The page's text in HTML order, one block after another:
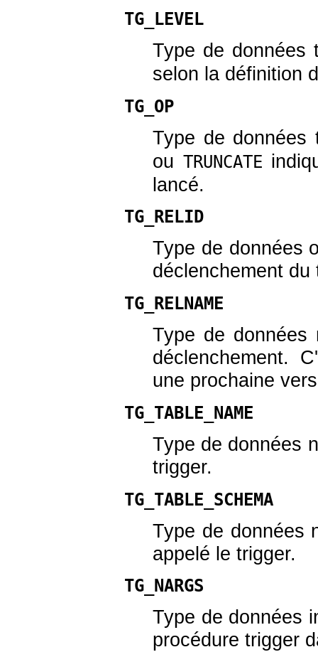
TG_LEVEL
Type de données
selon la définition
TG_OP
Type de données
ou TRUNCATE
lancé.
TG_RELID
Type de données
déclenchement du
TG_RELNAME
Type de données
déclenchement.
une prochaine
TG_TABLE_NAME
Type de données
trigger.
TG_TABLE_SCHEMA
Type de données
appelé le trigger.
TG_NARGS
Type de données
procédure trigger